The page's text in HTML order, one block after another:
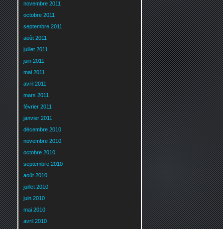
novembre 2011
octobre 2011
septembre 2011
août 2011
juillet 2011
juin 2011
mai 2011
avril 2011
mars 2011
février 2011
janvier 2011
décembre 2010
novembre 2010
octobre 2010
septembre 2010
août 2010
juillet 2010
juin 2010
mai 2010
avril 2010